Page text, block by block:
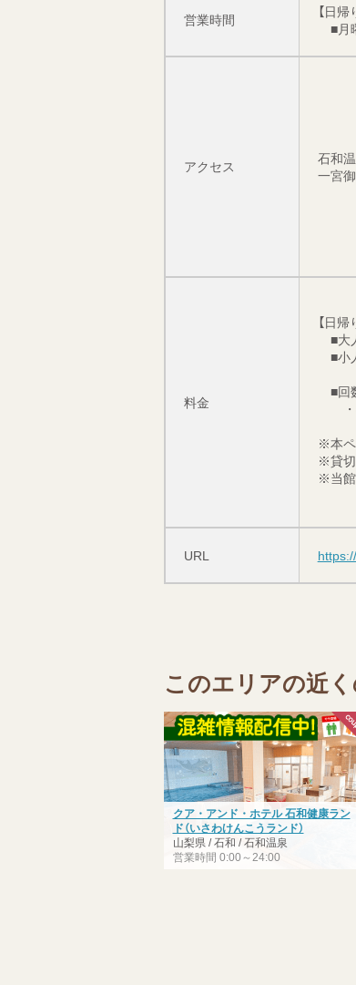
営業時間
【日帰
■月
アクセス
石和
一宮
料金
【日帰
■大
■小
■回
・4
※本ペ
※貸切
※当館
URL
このエリアの近
クア・アンド・ホテル 石和健康ラン
ド（いさわけんこうランド）
山梨県 / 石和 / 石和温泉
営業時間 0:00～24:00